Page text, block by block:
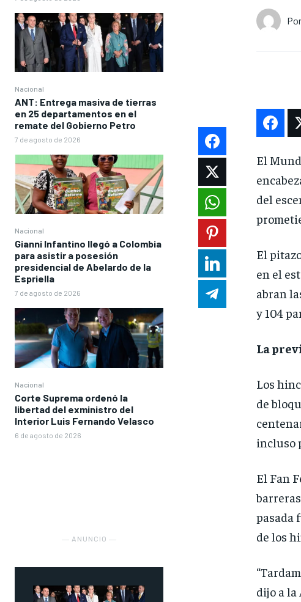
Nacional
ANT: Entrega masiva de tierras
en 25 departamentos en el
remate del Gobierno Petro
7 de agosto de 2026
Nacional
Gianni Infantino llegó a Colombia
para asistir a posesión
presidencial de Abelardo de la
Espriella
7 de agosto de 2026
Nacional
Corte Suprema ordenó la
libertad del exministro del
Interior Luis Fernando Velasco
6 de agosto de 2026
― ANUNCIO ―
Por
El
del
El
en el
abran
y 104
La
Los
de
incluso
El Fan
pasada
de los
dijo a la